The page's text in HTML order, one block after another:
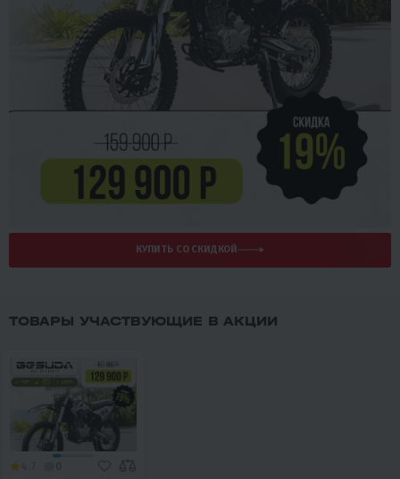
КУПИТЬ СО СКИДКОЙ
ТОВАРЫ УЧАСТВУЮЩИЕ В АКЦИИ